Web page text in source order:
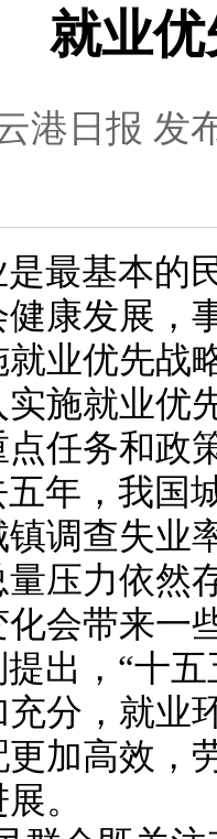
就业
港日报 发
是最基本的
健康发展，
就业优先战
实施就业优
点任务和政
年，我国
镇调查失
量压力依然
化会带来一
出，“十
充分，就业
更加高效，
。